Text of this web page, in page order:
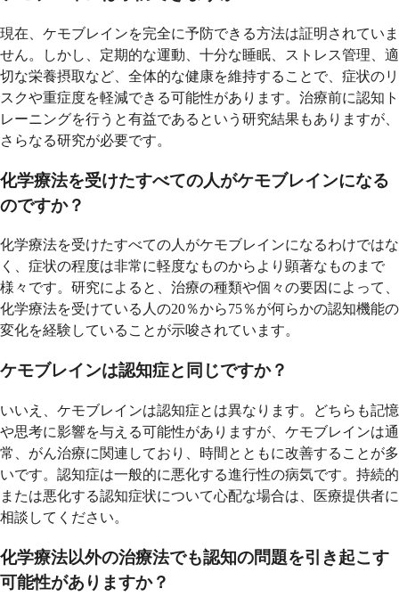
現在、ケモブレインを完全に予防できる方法は証明されていま
せん。しかし、定期的な運動、十分な睡眠、ストレス管理、適
切な栄養摂取など、全体的な健康を維持することで、症状のリ
スクや重症度を軽減できる可能性があります。治療前に認知ト
レーニングを行うと有益であるという研究結果もありますが、
さらなる研究が必要です。
化学療法を受けたすべての人がケモブレインになる
のですか？
化学療法を受けたすべての人がケモブレインになるわけではな
く、症状の程度は非常に軽度なものからより顕著なものまで
様々です。研究によると、治療の種類や個々の要因によって、
化学療法を受けている人の20％から75％が何らかの認知機能の
変化を経験していることが示唆されています。
ケモブレインは認知症と同じですか？
いいえ、ケモブレインは認知症とは異なります。どちらも記憶
や思考に影響を与える可能性がありますが、ケモブレインは通
常、がん治療に関連しており、時間とともに改善することが多
いです。認知症は一般的に悪化する進行性の病気です。持続的
または悪化する認知症状について心配な場合は、医療提供者に
相談してください。
化学療法以外の治療法でも認知の問題を引き起こす
可能性がありますか？